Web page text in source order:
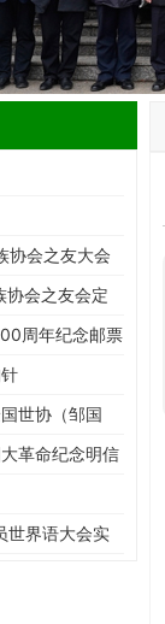
协会之友大会
协会之友会定
周年纪念邮票
世协（邹国
革命纪念明信
世界语大会实